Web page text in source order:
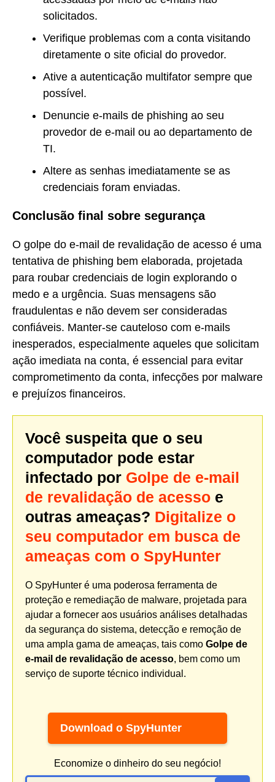
solicitados.
Verifique problemas com a conta visitando
diretamente o site oficial do provedor.
Ative a autenticação multifator sempre que
possível.
Denuncie e-mails de phishing ao seu
provedor de e-mail ou ao departamento de
TI.
Altere as senhas imediatamente se as
credenciais foram enviadas.
Conclusão final sobre segurança
O golpe do e-mail de revalidação de acesso é uma
tentativa de phishing bem elaborada, projetada
para roubar credenciais de login explorando o
medo e a urgência. Suas mensagens são
fraudulentas e não devem ser consideradas
confiáveis. Manter-se cauteloso com e-mails
inesperados, especialmente aqueles que solicitam
ação imediata na conta, é essencial para evitar
comprometimento da conta, infecções por malware
e prejuízos financeiros.
Você suspeita que o seu
computador pode estar
infectado por Golpe de e-mail
de revalidação de acesso e
outras ameaças? Digitalize o
seu computador em busca de
ameaças com o SpyHunter
O SpyHunter é uma poderosa ferramenta de
proteção e remediação de malware, projetada para
ajudar a fornecer aos usuários análises detalhadas
da segurança do sistema, detecção e remoção de
uma ampla gama de ameaças, tais como Golpe de
e-mail de revalidação de acesso, bem como um
serviço de suporte técnico individual.
Download o SpyHunter
Economize o dinheiro do seu negócio!